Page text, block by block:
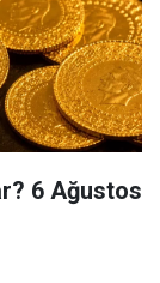
6 Ağustos